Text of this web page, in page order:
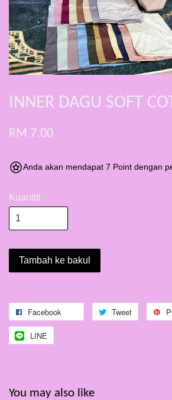
INNER DAGU SOFT
RM 7.00
Anda akan mendapat 7 Point dengan
Kuantiti
Tambah ke bakul
Facebook Tweet
LINE
You may also like